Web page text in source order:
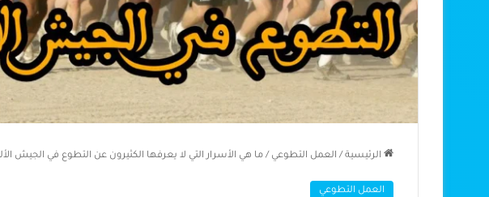
الرئيسية / العمل التطوعي / ما هي الأسرار التي لا يعرفها الكثيرون عن التطوع في الجيش
العمل التطوعي